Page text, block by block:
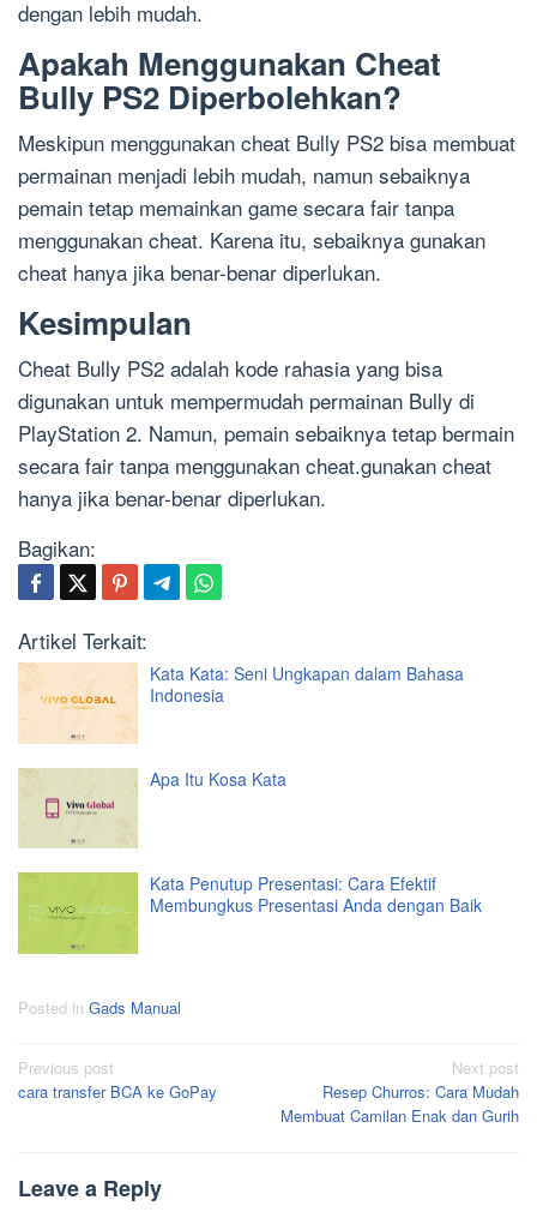
dengan lebih mudah.
Apakah Menggunakan Cheat
Bully PS2 Diperbolehkan?
Meskipun menggunakan cheat Bully PS2 bisa membuat
permainan menjadi lebih mudah, namun sebaiknya
pemain tetap memainkan game secara fair tanpa
menggunakan cheat. Karena itu, sebaiknya gunakan
cheat hanya jika benar-benar diperlukan.
Kesimpulan
Cheat Bully PS2 adalah kode rahasia yang bisa
digunakan untuk mempermudah permainan Bully di
PlayStation 2. Namun, pemain sebaiknya tetap bermain
secara fair tanpa menggunakan cheat.gunakan cheat
hanya jika benar-benar diperlukan.
Bagikan:
Artikel Terkait:
Kata Kata: Seni Ungkapan dalam Bahasa
Indonesia
Apa Itu Kosa Kata
Kata Penutup Presentasi: Cara Efektif
Membungkus Presentasi Anda dengan Baik
Posted in Gads Manual
Post
navigation
Previous post
cara transfer BCA ke GoPay
Next post
Resep Churros: Cara Mudah
Membuat Camilan Enak dan Gurih
Leave a Reply